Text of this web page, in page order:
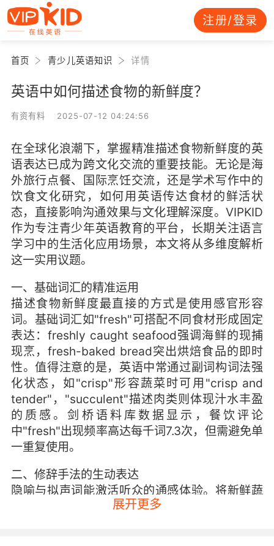
注册/登录
首页 青少儿英语知识 详情
英语中如何描述食物的新鲜度？
有资有料 2025-07-12 04:24:56
在全球化浪潮下，掌握精准描述食物新鲜度的英
语表达已成为跨文化交流的重要技能。无论是海
外旅行点餐、国际烹饪交流，还是学术写作中的
饮食文化研究，如何用英语传达食材的鲜活状
态，直接影响沟通效果与文化理解深度。VIPKID
作为专注青少年英语教育的平台，长期关注语言
学习中的生活化应用场景，本文将从多维度解析
这一实用议题。
一、基础词汇的精准运用
描述食物新鲜度最直接的方式是使用感官形容
词。基础词汇如"fresh"可搭配不同食材形成固定
表达：freshly caught seafood强调海鲜的现捕
现烹，fresh-baked bread突出烘焙食品的即时
性。值得注意的是，英语中常通过副词构词法强
化状态，如"crisp"形容蔬菜时可用"crisp and
tender"，"succulent"描述肉类则体现汁水丰盈
的质感。剑桥语料库数据显示，餐饮评论
中"fresh"出现频率高达每千词7.3次，但需避免单
一重复使用。
二、修辞手法的生动表达
隐喻与拟声词能激活听众的通感体验。将新鲜蔬
果比作"just-plucked jewels"（刚采摘的宝
展开更多